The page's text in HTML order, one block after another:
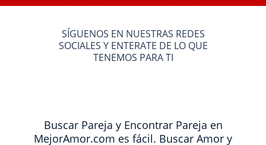
SÍGUENOS EN NUESTRAS REDES
SOCIALES Y ENTERATE DE LO QUE
TENEMOS PARA TI
Buscar Pareja y Encontrar Pareja en
MejorAmor.com es fácil. Buscar Amor y